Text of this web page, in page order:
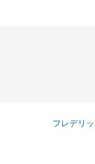
フレデリ